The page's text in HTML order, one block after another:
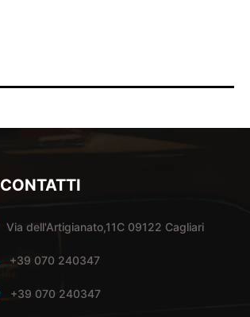
CONTATTI
Via dell'Artigianato,11C 09122 Cagliari
+39 070 240347
+39 070 240347